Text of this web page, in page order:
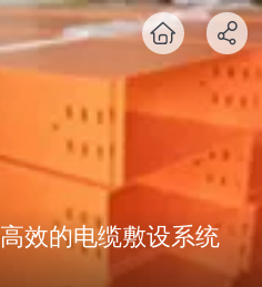
效的电缆敷设系统